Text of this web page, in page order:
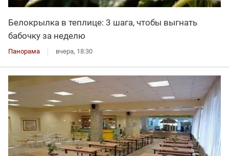
Белокрылка в теплице: 3 шага, чтобы выгнать
бабочку за неделю
Панорама вчера, 18:30